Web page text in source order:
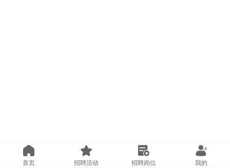
首页 招聘活动 招聘岗位 我的